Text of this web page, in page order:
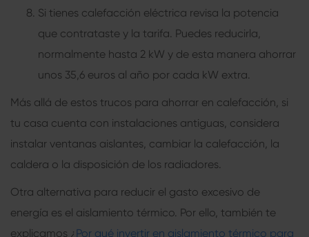
Si tienes calefacción eléctrica revisa la potencia
que contrataste y la tarifa. Puedes reducirla,
normalmente hasta 2 kW y de esta manera ahorrar
unos 35,6 euros al año por cada kW extra.
Más allá de estos trucos para ahorrar en calefacción, si
tu casa cuenta con instalaciones antiguas, considera
instalar ventanas aislantes, cambiar la calefacción, la
caldera o la disposición de los radiadores.
Otra alternativa para reducir el gasto excesivo de
energía es el aislamiento térmico. Por ello, también te
explicamos ¿ Por qué invertir en aislamiento térmico para